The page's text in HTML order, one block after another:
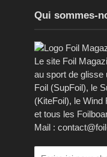
Qui sommes-
Le site Foil
au sport de glisse
Foil (SupFoil), le
(KiteFoil), le Wind
et tous les
Mail :